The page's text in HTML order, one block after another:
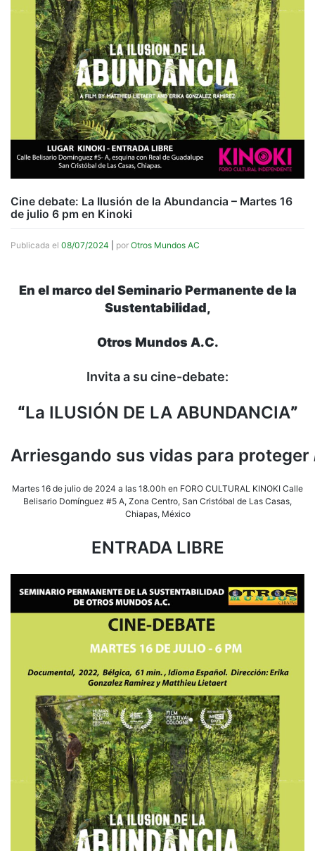
Cine debate: La Ilusión de la Abundancia – Martes 16
de julio 6 pm en Kinoki
Publicada el 08/07/2024 por Otros Mundos AC
En el marco del Seminario Permanente de la
Sustentabilidad,
Otros Mundos A.C.
Invita a su cine-debate:
“La ILUSIÓN DE LA ABUNDANCIA”
Arriesgando sus vidas para proteger
Martes 16 de julio de 2024 a las 18.00h en FORO CULTURAL KINOKI Calle
Belisario Domínguez #5 A, Zona Centro, San Cristóbal de Las Casas,
Chiapas, México
ENTRADA LIBRE